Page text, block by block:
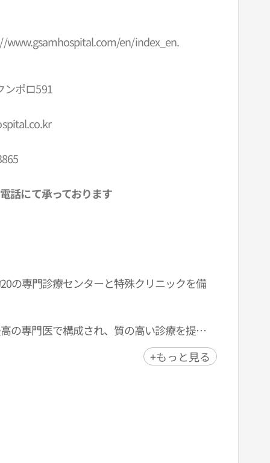
www.gsamhospital.com/en/index_en.
ンポロ591
話にて承っております
の専門診療センターと特殊クリニックを備
の専門医で構成され、質の高い診療を提供
治療で優れた臨床実績があります。
など優れた治療を提供しており、海外から多
+もっと見る